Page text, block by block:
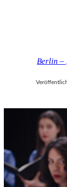
Berlin –